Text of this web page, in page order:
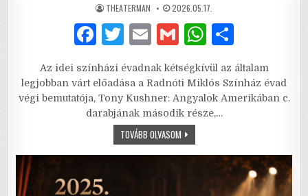
AUTHOR:
THEATERMAN PUBLISHED
DATE:
2026.05.17.
F
c
e
b
k
T
it
te
r
E
ai
l
G
ai
l
W
at
s
A
p
ar
e
Az idei színházi évadnak kétségkívül az általam
legjobban várt előadása a Radnóti Miklós Színház évad
végi bemutatója, Tony Kushner: Angyalok Amerikában c.
darabjának második része,…
TOVÁBB OLVASOMANGYALOK
AMERIKÁBAN
2.
RÉSZ:
PERESZTROJKA
BALSORS,